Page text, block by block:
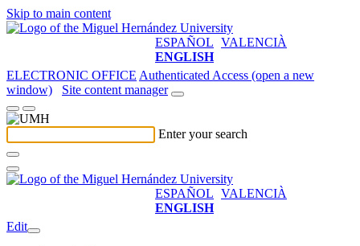
Skip to main content
ESPAÑOL VALENCIÀ
ENGLISH
ELECTRONIC OFFICE Authenticated Access (open a new
window)
Site content manager
Enter your search
ESPAÑOL VALENCIÀ
ENGLISH
Edit